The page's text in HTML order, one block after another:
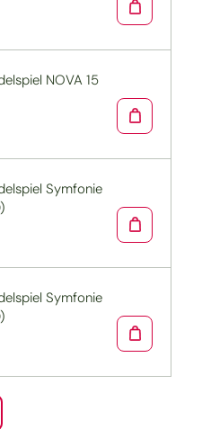
NOVA 15
Symfonie
Symfonie